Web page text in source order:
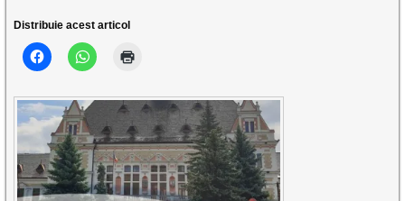
Distribuie acest articol